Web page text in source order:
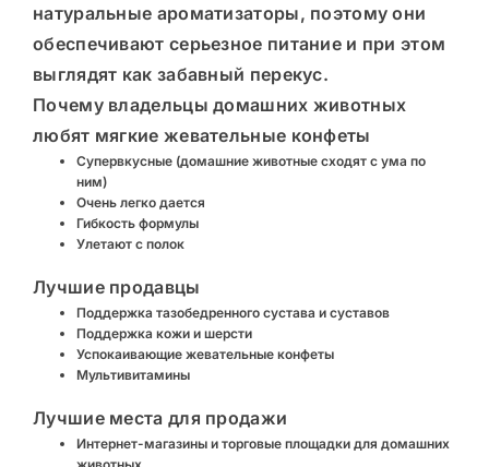
натуральные ароматизаторы, поэтому они
обеспечивают серьезное питание и при этом
выглядят как забавный перекус.
Почему владельцы домашних животных
любят мягкие жевательные конфеты
Супервкусные (домашние животные сходят с ума по
ним)
Очень легко дается
Гибкость формулы
Улетают с полок
Лучшие продавцы
Поддержка тазобедренного сустава и суставов
Поддержка кожи и шерсти
Успокаивающие жевательные конфеты
Мультивитамины
Лучшие места для продажи
Интернет-магазины и торговые площадки для домашних